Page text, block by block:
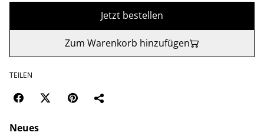
Jetzt bestellen
Zum Warenkorb hinzufügen
TEILEN
Neues